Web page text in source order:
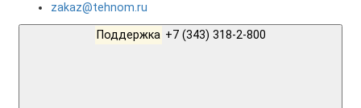
zakaz@tehnom.ru
Поддержка